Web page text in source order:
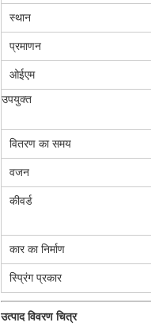
स्थान
प्रमाणन
ओईएम
उपयुक्त
वितरण का समय
वजन
कीवर्ड
कार का निर्माण
स्प्रिंग प्रकार
उत्पाद विवरण चित्र